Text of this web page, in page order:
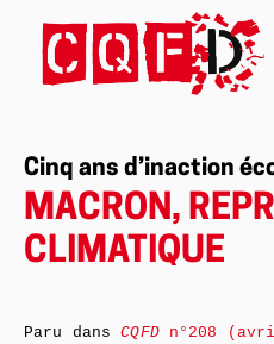
Cinq ans d’inaction
MACRON,
CLIMATIQUE
Paru dansCQFDn°208